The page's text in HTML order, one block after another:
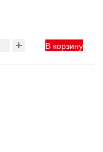
В корзину